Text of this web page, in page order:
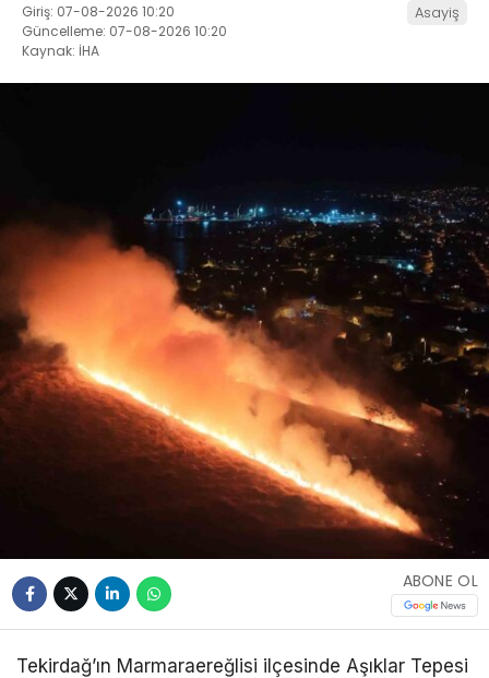
Giriş: 07-08-2026 10:20
Güncelleme: 07-08-2026 10:20
Kaynak: İHA
Asayiş
ABONE OL
Tekirdağ’ın Marmaraereğlisi ilçesinde Aşıklar Tepesi